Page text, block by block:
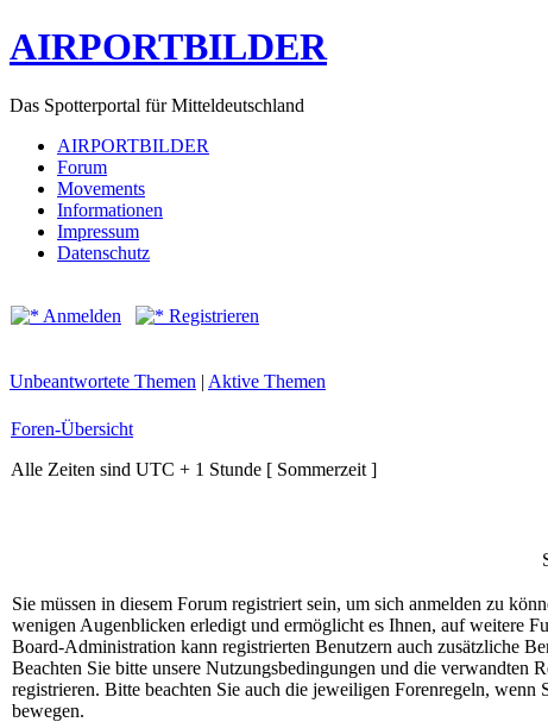
AIRPORTBILDER
Das Spotterportal für Mitteldeutschland
AIRPORTBILDER
Forum
Movements
Informationen
Impressum
Datenschutz
Anmelden Registrieren
Unbeantwortete Themen | Aktive Themen
Foren-Übersicht
Alle Zeiten sind UTC + 1 Stunde [ Sommerzeit ]
Sie müssen in diesem Forum registriert sein, um sich anmelden zu
wenigen Augenblicken erledigt und ermöglicht es Ihnen, auf weitere
Board-Administration kann registrierten Benutzern auch zusätzliche
Beachten Sie bitte unsere Nutzungsbedingungen und die verwandten
registrieren. Bitte beachten Sie auch die jeweiligen Forenregeln, wenn
bewegen.